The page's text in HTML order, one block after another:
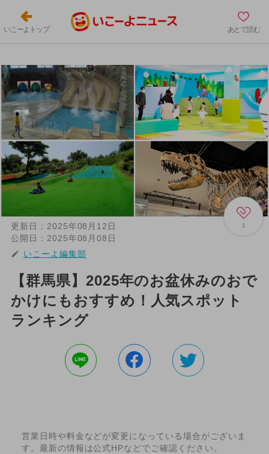
いこーよトップ あとで読む
1
更新日： 2025年08月12日
公開日： 2025年08月08日
いこーよ編集部
【群馬県】2025年のお盆休みのおで
かけにもおすすめ！人気スポット
ランキング
営業日時や料金などが変更になっている場合がございま
す。最新の情報は公式HPなどでご確認ください。